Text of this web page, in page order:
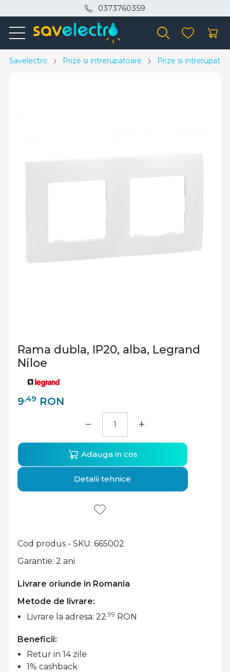
0373760359
Savelectro Prize si intrerupatoare Prize si
Rama dubla, IP20, alba, Legrand
Niloe
9,49 RON
Livrare oriunde in Romania
Cod produs - SKU 665002
Metode de livrare:
Livrare la adresa: 22,99 RON
− +
Adauga in cos
Detalii tehnice
Garantie: 2 ani
Beneficii:
Retur in 14 zile
1% cashback